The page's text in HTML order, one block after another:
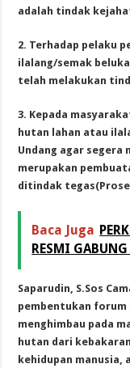
adalah tindak
2. Terhadap pelaku
ilalang/semak
telah melakukan
3. Kepada
hutan lahan atau
Undang agar
merupakan
ditindak
Baca Juga
RESMI GABUNG
Saparudin, S.Sos
pembentukan forum
menghimbau pada
hutan dari
kehidupan manusia,